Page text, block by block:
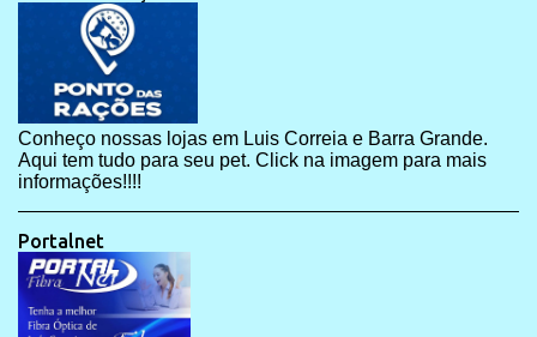
Conheço nossas lojas em Luis Correia e Barra Grande.
Aqui tem tudo para seu pet. Click na imagem para mais
informações!!!!
Portalnet